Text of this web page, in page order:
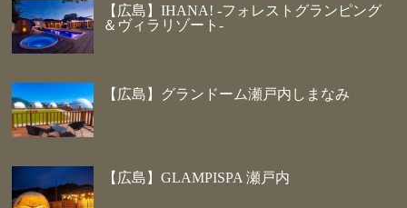
【広島】IHANA! -フォレストグランピング
＆ヴィラリゾート-
【広島】グランドーム瀬戸内しまなみ
【広島】GLAMPISPA 瀬戸内